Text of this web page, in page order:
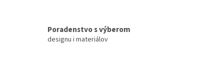
Poradenstvo s výberom
designu i materiálov